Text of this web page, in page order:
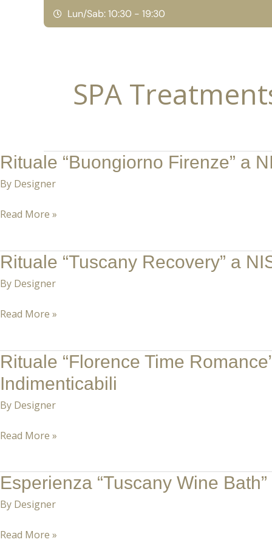
Lun/Sab: 10:30 - 19:30
SPA
Rituale “Buongiorno Firenze” a
By Designer
Rituale
“Buongiorno
a
SPA:
Un’Alba
di
in
Minuti
Read More »
Rituale “Tuscany Recovery” a
By Designer
Rituale
“Tuscany
a
SPA:
Due
Ore
di
in
Toscana
Read More »
Rituale “Florence Time
Indimenticabili
By Designer
Rituale
“Florence
Time
Romance”
a
Un’Esperienza
di
Romanticismo
Read More »
Esperienza “Tuscany Wine
By Designer
Esperienza
“Tuscany
Bath”
Read More »